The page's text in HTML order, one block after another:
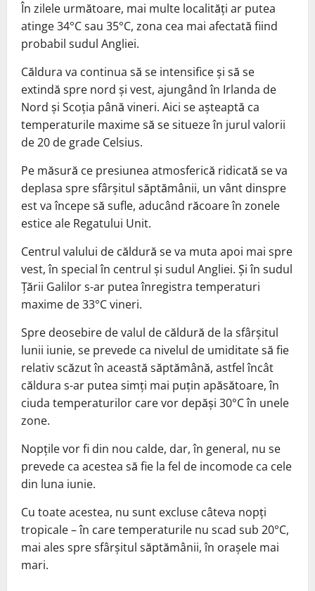
În zilele următoare, mai multe localităţi ar putea
atinge 34°C sau 35°C, zona cea mai afectată fiind
probabil sudul Angliei.
Căldura va continua să se intensifice şi să se
extindă spre nord şi vest, ajungând în Irlanda de
Nord şi Scoţia până vineri. Aici se aşteaptă ca
temperaturile maxime să se situeze în jurul valorii
de 20 de grade Celsius.
Pe măsură ce presiunea atmosferică ridicată se va
deplasa spre sfârşitul săptămânii, un vânt dinspre
est va începe să sufle, aducând răcoare în zonele
estice ale Regatului Unit.
Centrul valului de căldură se va muta apoi mai spre
vest, în special în centrul şi sudul Angliei. Şi în sudul
Ţării Galilor s-ar putea înregistra temperaturi
maxime de 33°C vineri.
Spre deosebire de valul de căldură de la sfârşitul
lunii iunie, se prevede ca nivelul de umiditate să fie
relativ scăzut în această săptămână, astfel încât
căldura s-ar putea simţi mai puţin apăsătoare, în
ciuda temperaturilor care vor depăşi 30°C în unele
zone.
Nopţile vor fi din nou calde, dar, în general, nu se
prevede ca acestea să fie la fel de incomode ca cele
din luna iunie.
Cu toate acestea, nu sunt excluse câteva nopţi
tropicale – în care temperaturile nu scad sub 20°C,
mai ales spre sfârşitul săptămânii, în oraşele mai
mari.